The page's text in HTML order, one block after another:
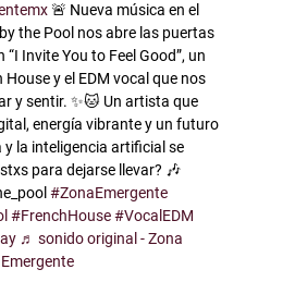
🚨 Nueva música en el
the Pool nos abre las puertas
Invite You to Feel Good”, un
House y el EDM vocal que nos
y sentir. ✨🐱 Un artista que
energía vibrante y un futuro
y la inteligencia artificial se
para dejarse llevar? 🎶
#ZonaEmergente
#FrenchHouse #VocalEDM
♬ sonido original - Zona
Emergente